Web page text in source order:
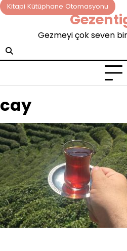
Skip
to
Kitapi Kütüphane Otomasyonu
Gezmeyi çok seven
cay